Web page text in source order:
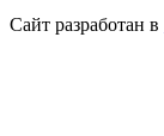
Сайт разработан в